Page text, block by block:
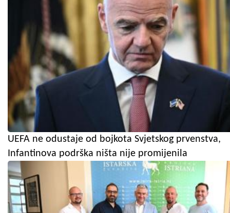
UEFA ne odustaje od bojkota Svjetskog prvenstva,
Infantinova podrška ništa nije promijenila